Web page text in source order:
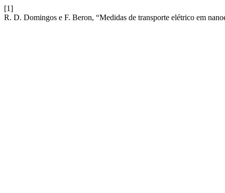
[1]
R. D. Domingos e F. Beron, “Medidas de transporte elétrico em